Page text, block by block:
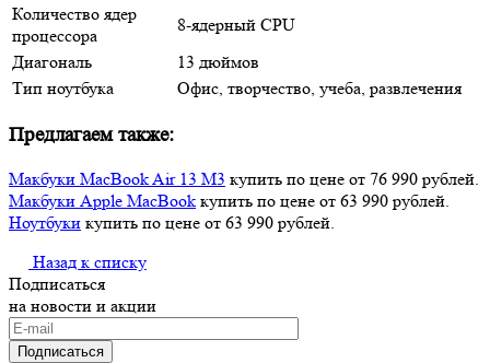
Количество ядер
процессора
8-ядерный CPU
Диагональ
13 дюймов
Тип ноутбука
Офис, творчество, учеба, развлечения
Предлагаем также:
Макбуки MacBook Air 13 M3 купить по цене от 76 990 рублей.
Макбуки Apple MacBook купить по цене от 63 990 рублей.
Ноутбуки купить по цене от 63 990 рублей.
Назад к списку
Подписаться
на новости и акции
Подписаться